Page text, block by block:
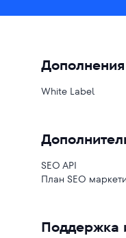
Дополнения
White Label
SEO API
План SEO
Поддержка